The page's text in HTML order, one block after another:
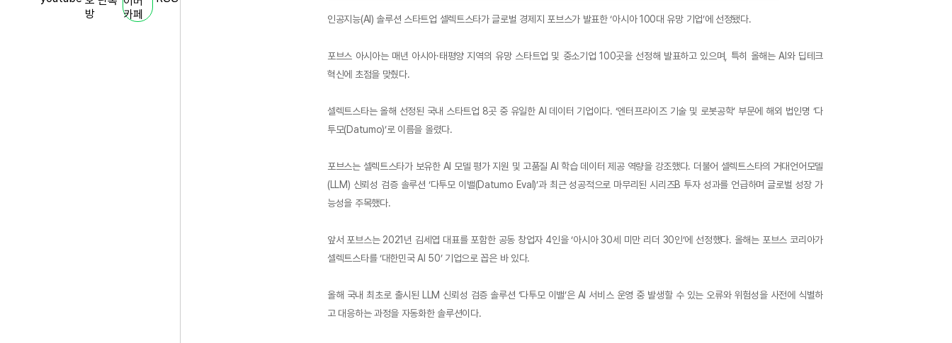
인공지능(AI) 솔루션 스타트업 셀렉트스타가 글로벌 경제지 포브스가 발표한 ‘아시아 100대 유망 기업’에 선정됐다.
포브스 아시아는 매년 아시아·태평양 지역의 유망 스타트업 및 중소기업 100곳을 선정해 발표하고 있으며, 특히 올해는 AI와 딥테크
혁신에 초점을 맞췄다.
셀렉트스타는 올해 선정된 국내 스타트업 8곳 중 유일한 AI 데이터 기업이다. ‘엔터프라이즈 기술 및 로봇공학’ 부문에 해외 법인명 ‘다
투모(Datumo)’로 이름을 올렸다.
포브스는 셀렉트스타가 보유한 AI 모델 평가 지원 및 고품질 AI 학습 데이터 제공 역량을 강조했다. 더불어 셀렉트스타의 거대언어모델
(LLM) 신뢰성 검증 솔루션 ‘다투모 이밸(Datumo Eval)’과 최근 성공적으로 마무리된 시리즈B 투자 성과를 언급하며 글로벌 성장 가
능성을 주목했다.
앞서 포브스는 2021년 김세엽 대표를 포함한 공동 창업자 4인을 ‘아시아 30세 미만 리더 30인’에 선정했다. 올해는 포브스 코리아가
셀렉트스타를 ‘대한민국 AI 50’ 기업으로 꼽은 바 있다.
올해 국내 최초로 출시된 LLM 신뢰성 검증 솔루션 ‘다투모 이밸’은 AI 서비스 운영 중 발생할 수 있는 오류와 위험성을 사전에 식별하
고 대응하는 과정을 자동화한 솔루션이다.